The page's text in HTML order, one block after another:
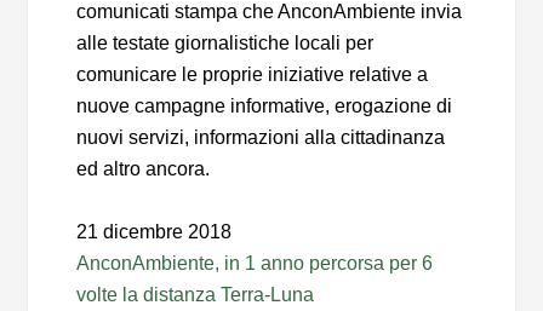
comunicati stampa che AnconAmbiente invia
alle testate giornalistiche locali per
comunicare le proprie iniziative relative a
nuove campagne informative, erogazione di
nuovi servizi, informazioni alla cittadinanza
ed altro ancora.
21 dicembre 2018
AnconAmbiente, in 1 anno percorsa per 6
volte la distanza Terra-Luna